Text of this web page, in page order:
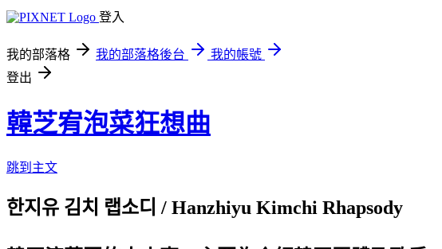
登入
我的部落格 我的部落格後台
我的帳號
登出
韓芝宥泡菜狂想曲
跳到主文
한지유 김치 랩소디 / Hanzhiyu Kimchi Rhapsody